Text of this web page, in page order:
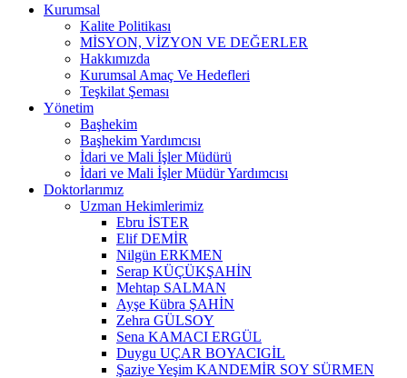
Kurumsal
Kalite Politikası
MİSYON, VİZYON VE DEĞERLER
Hakkımızda
Kurumsal Amaç Ve Hedefleri
Teşkilat Şeması
Yönetim
Başhekim
Başhekim Yardımcısı
İdari ve Mali İşler Müdürü
İdari ve Mali İşler Müdür Yardımcısı
Doktorlarımız
Uzman Hekimlerimiz
Ebru İSTER
Elif DEMİR
Nilgün ERKMEN
Serap KÜÇÜKŞAHİN
Mehtap SALMAN
Ayşe Kübra ŞAHİN
Zehra GÜLSOY
Sena KAMACI ERGÜL
Duygu UÇAR BOYACIGİL
Şaziye Yeşim KANDEMİR SOY SÜRMEN